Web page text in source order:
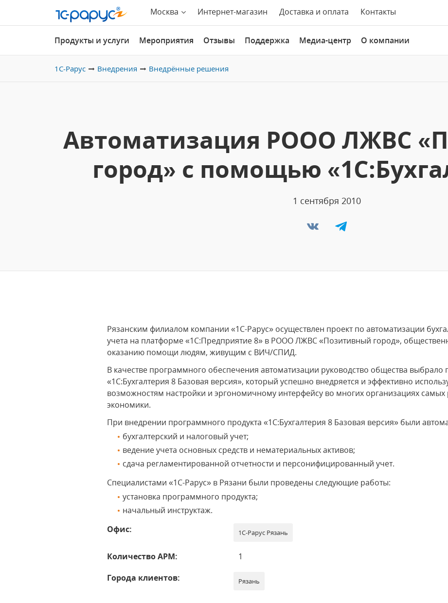
Москва Интернет-магазин Доставка и оплата Контакты
Продукты и услуги Мероприятия Отзывы Поддержка Медиа-центр О компании
1С-Рарус Внедрения Внедрённые решения
Автоматизация РООО ЛЖВС
город» с помощью
1 сентября 2010
Рязанским филиалом компании «1С-Рарус» осуществлен проект по автоматизации
учета на платформе «1С:Предприятие 8» в РООО ЛЖВС «Позитивный город»,
оказанию помощи людям, живущим с ВИЧ/СПИД.
В качестве программного обеспечения автоматизации руководство общества
«1С:Бухгалтерия 8 Базовая версия», который успешно внедряется и эффективно
возможностям настройки и эргономичному интерфейсу во многих организациях самых
экономики.
При внедрении программного продукта «1С:Бухгалтерия 8 Базовая версия» были
бухгалтерский и налоговый учет;
ведение учета основных средств и нематериальных активов;
сдача регламентированной отчетности и персонифицированный учет.
Специалистами «1С-Рарус» в Рязани были проведены следующие работы:
установка программного продукта;
начальный инструктаж.
Офис:
1С-Рарус Рязань
Количество АРМ:
1
Города клиентов:
Рязань